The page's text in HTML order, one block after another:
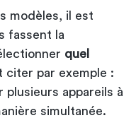
modèles, il est
fassent la
quel
citer par exemple :
plusieurs appareils à
simultanée.